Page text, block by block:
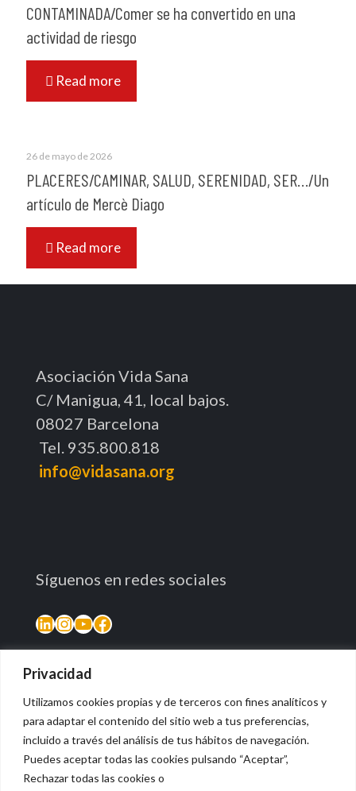
Privacidad
Utilizamos cookies propias y de terceros con fines analíticos y
para adaptar el contenido del sitio web a tus preferencias,
incluido a través del análisis de tus hábitos de navegación.
Puedes aceptar todas las cookies pulsando “Aceptar”,
Rechazar todas las cookies o
CONTAMINADA/Comer se ha convertido en una
actividad de riesgo
Read more
26 de mayo de 2026
PLACERES/CAMINAR, SALUD, SERENIDAD, SER…/Un
artículo de Mercè Diago
Read more
Asociación Vida Sana
C/ Manigua, 41, local bajos.
08027 Barcelona
Tel. 935.800.818
info@vidasana.org
Síguenos en redes sociales
LinkedIn
Instagram
YouTube
Facebook
© 2026 Vidasana | All Rights Reserved